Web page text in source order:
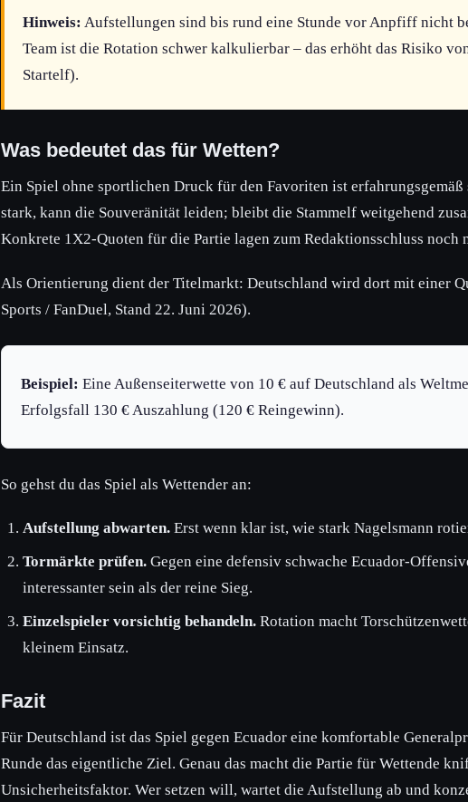
Hinweis: Aufstellungen sind bis rund eine Stunde vor Anpfiff nicht
Team ist die Rotation schwer kalkulierbar – das erhöht das Risiko
Startelf).
Was bedeutet das für Wetten?
Ein Spiel ohne sportlichen Druck für den Favoriten ist
stark, kann die Souveränität leiden; bleibt die Stammelf weitgehend
Konkrete 1X2-Quoten für die Partie lagen zum Redaktionsschluss noch
Als Orientierung dient der Titelmarkt: Deutschland wird dort mit einer
Sports / FanDuel, Stand 22. Juni 2026).
Beispiel: Eine Außenseiterwette von 10 € auf Deutschland als
Erfolgsfall 130 € Auszahlung (120 € Reingewinn).
So gehst du das Spiel als Wettender an:
Aufstellung abwarten. Erst wenn klar ist, wie stark Nagelsmann
Tormärkte prüfen. Gegen eine defensiv schwache Ecuador-
interessanter sein als der reine Sieg.
Einzelspieler vorsichtig behandeln. Rotation macht
kleinem Einsatz.
Fazit
Für Deutschland ist das Spiel gegen Ecuador eine komfortable
Runde das eigentliche Ziel. Genau das macht die Partie für Wettende
Unsicherheitsfaktor. Wer setzen will, wartet die Aufstellung ab und